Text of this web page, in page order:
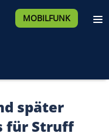
MOBILFUNK
später
für Struff